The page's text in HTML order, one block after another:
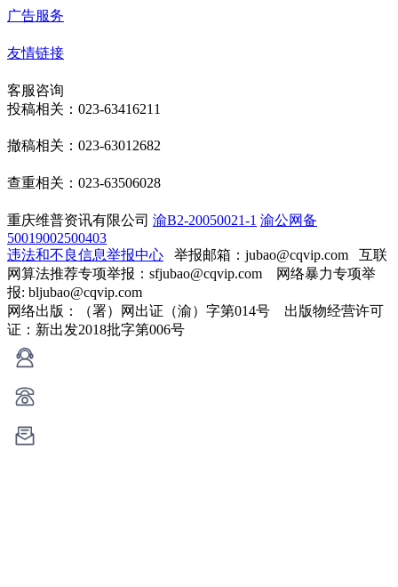
广告服务
友情链接
客服咨询
投稿相关：023-63416211
撤稿相关：023-63012682
查重相关：023-63506028
重庆维普资讯有限公司 渝B2-20050021-1 渝公网备
50019002500403
违法和不良信息举报中心 举报邮箱：jubao@cqvip.com 互联
网算法推荐专项举报：sfjubao@cqvip.com 网络暴力专项举
报: bljubao@cqvip.com
网络出版：（署）网出证（渝）字第014号 出版物经营许可
证：新出发2018批字第006号